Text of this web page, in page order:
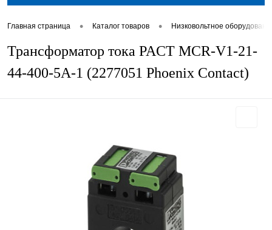
Главная страница • Каталог товаров • Низковольтное
Трансформатор тока PACT MCR-V1-21-
44-400-5A-1 (2277051 Phoenix Contact)